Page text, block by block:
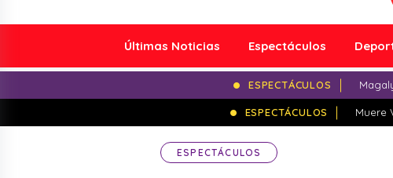
Últimas Noticias Espectáculos
ESPECTÁCULOS
ESPECTÁCULOS Muere
ESPECTÁCULOS